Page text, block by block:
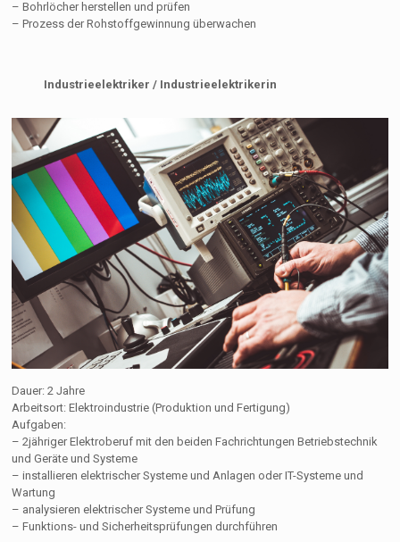
– Bohrlöcher herstellen und prüfen
– Prozess der Rohstoffgewinnung überwachen
Industrieelektriker / Industrieelektrikerin
Dauer: 2 Jahre
Arbeitsort: Elektroindustrie (Produktion und Fertigung)
Aufgaben:
– 2jähriger Elektroberuf mit den beiden Fachrichtungen Betriebstechnik
und Geräte und Systeme
– installieren elektrischer Systeme und Anlagen oder IT-Systeme und
Wartung
– analysieren elektrischer Systeme und Prüfung
– Funktions- und Sicherheitsprüfungen durchführen